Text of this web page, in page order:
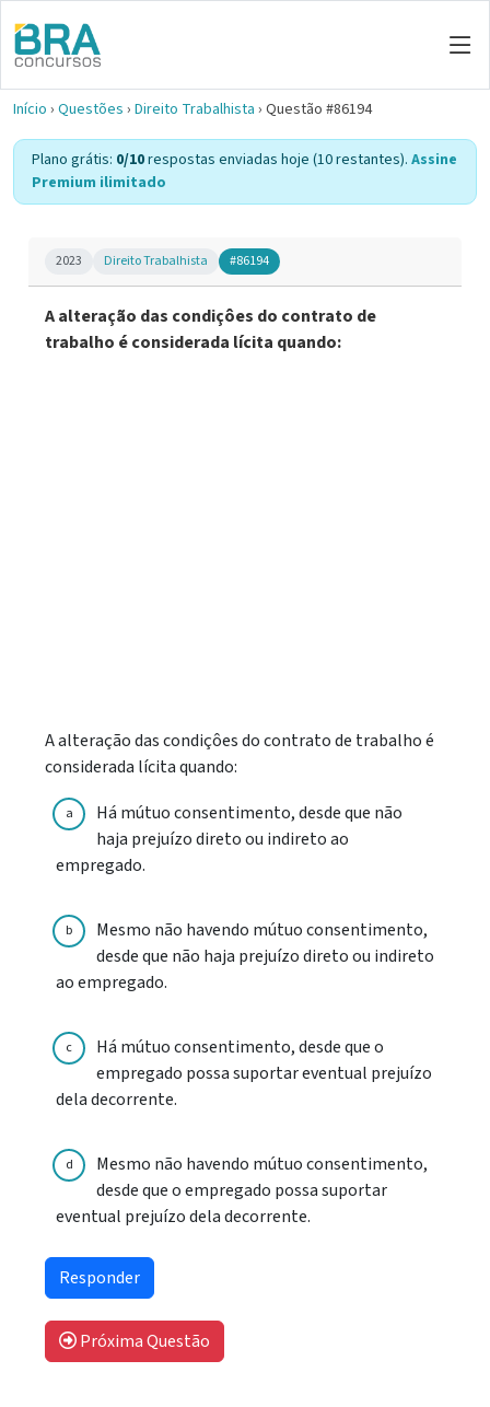
Início › Questões › Direito Trabalhista › Questão #86194
Plano grátis: 0/10respostas enviadas hoje (10 restantes). Assine
Premium ilimitado
2023 Direito Trabalhista #86194
A alteração das condiçôes do contrato de
trabalho é considerada lícita quando:
A alteração das condiçôes do contrato de trabalho é
considerada lícita quando:
a
Há mútuo consentimento, desde que não
haja prejuízo direto ou indireto ao
empregado.
b
Mesmo não havendo mútuo consentimento,
desde que não haja prejuízo direto ou indireto
ao empregado.
c
Há mútuo consentimento, desde que o
empregado possa suportar eventual prejuízo
dela decorrente.
d
Mesmo não havendo mútuo consentimento,
desde que o empregado possa suportar
eventual prejuízo dela decorrente.
Próxima Questão